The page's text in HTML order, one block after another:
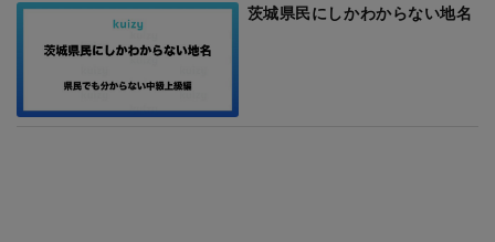
茨城県民にしかわからない地名